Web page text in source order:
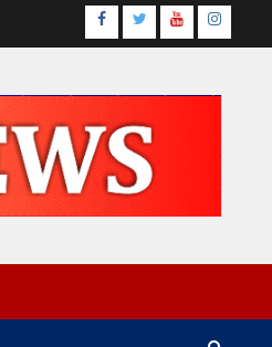
Facebook
TwitterYoutube